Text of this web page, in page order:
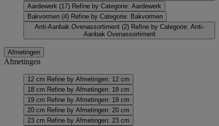
Aardewerk (17) Refine by Categorie: Aardewerk
Bakvormen (4) Refine by Categorie: Bakvormen
Anti-Aanbak Ovenassortiment (2) Refine by Categorie: Anti-
Aanbak Ovenassortiment
Afmetingen
Afmetingen
12 cm Refine by Afmetingen: 12 cm
18 cm Refine by Afmetingen: 18 cm
19 cm Refine by Afmetingen: 19 cm
20 cm Refine by Afmetingen: 20 cm
23 cm Refine by Afmetingen: 23 cm